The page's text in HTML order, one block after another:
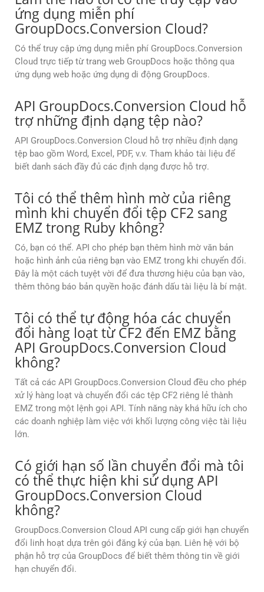
ứng dụng miễn phí
GroupDocs.Conversion Cloud?
Có thể truy cập ứng dụng miễn phí GroupDocs.Conversion
Cloud trực tiếp từ trang web GroupDocs hoặc thông qua
ứng dụng web hoặc ứng dụng di động GroupDocs.
API GroupDocs.Conversion Cloud hỗ
trợ những định dạng tệp nào?
API GroupDocs.Conversion Cloud hỗ trợ nhiều định dạng
tệp bao gồm Word, Excel, PDF, v.v. Tham khảo tài liệu để
biết danh sách đầy đủ các định dạng được hỗ trợ.
Tôi có thể thêm hình mờ của riêng
mình khi chuyển đổi tệp CF2 sang
EMZ trong Ruby không?
Có, bạn có thể. API cho phép bạn thêm hình mờ văn bản
hoặc hình ảnh của riêng bạn vào EMZ trong khi chuyển đổi.
Đây là một cách tuyệt vời để đưa thương hiệu của bạn vào,
thêm thông báo bản quyền hoặc đánh dấu tài liệu là bí mật.
Tôi có thể tự động hóa các chuyển
đổi hàng loạt từ CF2 đến EMZ bằng
API GroupDocs.Conversion Cloud
không?
Tất cả các API GroupDocs.Conversion Cloud đều cho phép
xử lý hàng loạt và chuyển đổi các tệp CF2 riêng lẻ thành
EMZ trong một lệnh gọi API. Tính năng này khá hữu ích cho
các doanh nghiệp làm việc với khối lượng công việc tài liệu
lớn.
Có giới hạn số lần chuyển đổi mà tôi
có thể thực hiện khi sử dụng API
GroupDocs.Conversion Cloud
không?
GroupDocs.Conversion Cloud API cung cấp giới hạn chuyển
đổi linh hoạt dựa trên gói đăng ký của bạn. Liên hệ với bộ
phận hỗ trợ của GroupDocs để biết thêm thông tin về giới
hạn chuyển đổi.